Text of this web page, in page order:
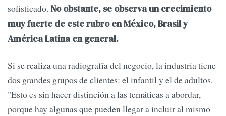
sofisticado. No obstante, se observa un crecimiento
muy fuerte de este rubro en México, Brasil y
América Latina en general.
Si se realiza una radiografía del negocio, la industria tiene
dos grandes grupos de clientes: el infantil y el de adultos.
"Esto es sin hacer distinción a las temáticas a abordar,
porque hay algunas que pueden llegar a incluir al mismo